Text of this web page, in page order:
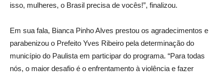
isso, mulheres, o Brasil precisa de vocês!”, finalizou.
Em sua fala, Bianca Pinho Alves prestou os agradecimentos e
parabenizou o Prefeito Yves Ribeiro pela determinação do
município do Paulista em participar do programa. “Para todas
nós, o maior desafio é o enfrentamento à violência e fazer